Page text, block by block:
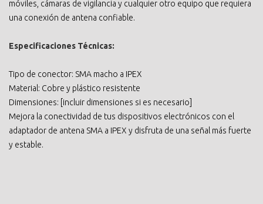
móviles, cámaras de vigilancia y cualquier otro equipo que requiera
una conexión de antena confiable.
Especificaciones Técnicas:
Tipo de conector: SMA macho a IPEX
Material: Cobre y plástico resistente
Dimensiones: [incluir dimensiones si es necesario]
Mejora la conectividad de tus dispositivos electrónicos con el
adaptador de antena SMA a IPEX y disfruta de una señal más fuerte
y estable.